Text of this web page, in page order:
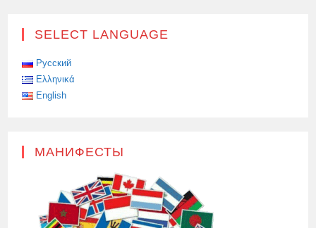
SELECT LANGUAGE
Русский
Ελληνικά
English
МАНИФЕСТЫ